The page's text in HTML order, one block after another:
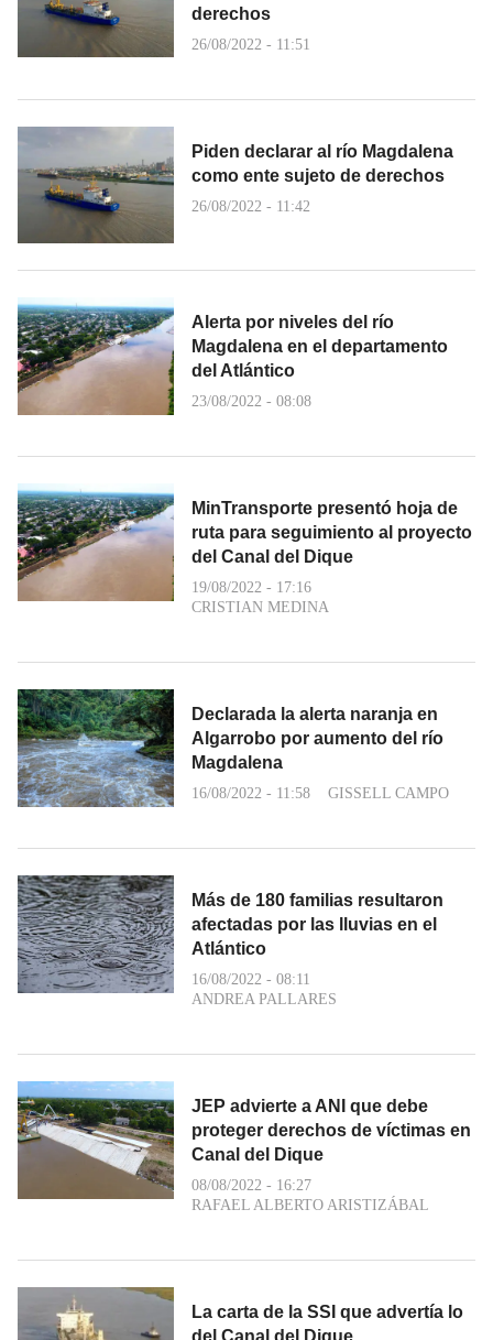
derechos
26/08/2022 - 11:51
Piden declarar al río Magdalena
como ente sujeto de derechos
26/08/2022 - 11:42
Alerta por niveles del río
Magdalena en el departamento
del Atlántico
23/08/2022 - 08:08
MinTransporte presentó hoja de
ruta para seguimiento al proyecto
del Canal del Dique
19/08/2022 - 17:16
CRISTIAN MEDINA
Declarada la alerta naranja en
Algarrobo por aumento del río
Magdalena
16/08/2022 - 11:58 GISSELL CAMPO
Más de 180 familias resultaron
afectadas por las lluvias en el
Atlántico
16/08/2022 - 08:11
ANDREA PALLARES
JEP advierte a ANI que debe
proteger derechos de víctimas en
Canal del Dique
08/08/2022 - 16:27
RAFAEL ALBERTO ARISTIZÁBAL
La carta de la SSI que advertía lo
del Canal del Dique